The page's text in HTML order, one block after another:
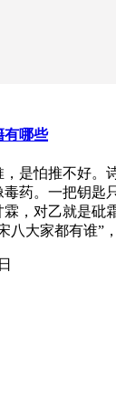
有哪些
是怕推不好。
毒药。一把钥匙
，对乙就是砒
八大家都有谁”